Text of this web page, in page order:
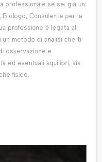
professionale se sei già un
Biologo, Consulente per la
professione è legata al
metodo di analisi che ti
osservazione e
ed eventuali squilibri, sia
fisico.